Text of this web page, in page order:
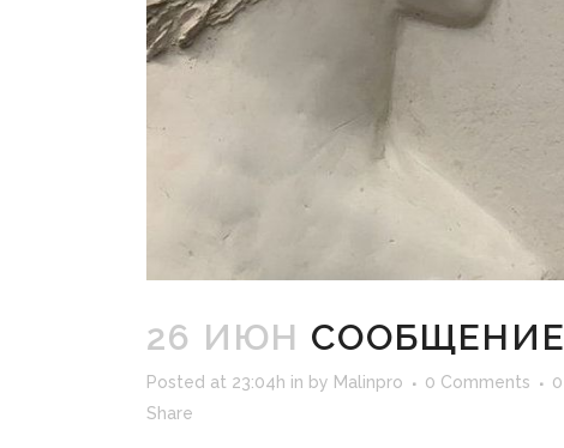
26 ИЮН СООБЩЕНИЕ
Posted at 23:04h in by Malinpro 0 Comments 0
Share